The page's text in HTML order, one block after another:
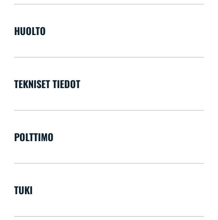
HUOLTO
TEKNISET TIEDOT
POLTTIMO
TUKI